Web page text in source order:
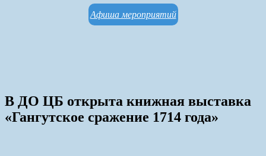
Афиша мероприятий
В ДО ЦБ открыта книжная выставка
«Гангутское сражение 1714 года»